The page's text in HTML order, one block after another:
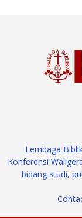
Lembaga
Konferensi
bidang studi,